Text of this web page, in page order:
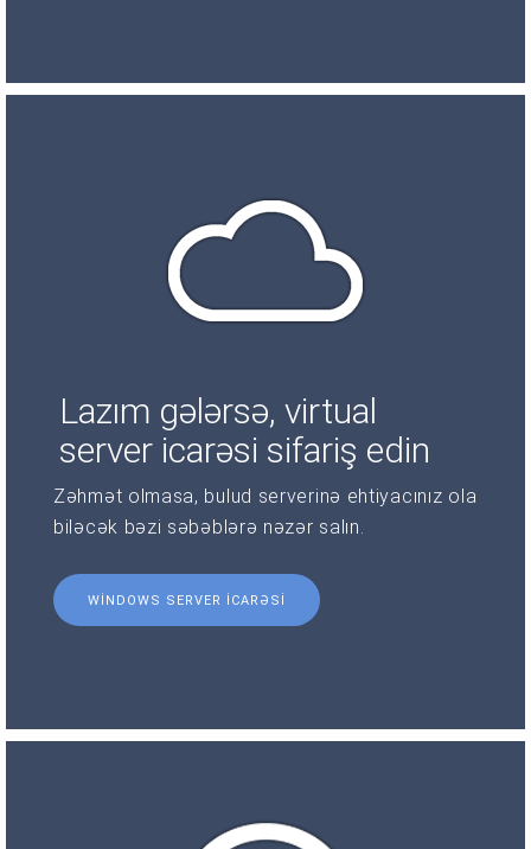
Lazım gələrsə, virtual
server icarəsi sifariş edin
Zəhmət olmasa, bulud serverinə ehtiyacınız ola
biləcək bəzi səbəblərə nəzər salın.
WINDOWS SERVER ICARƏSI